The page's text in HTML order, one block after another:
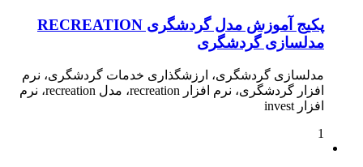
پکیج آموزش مدل گردشگری RECREATION
مدلسازی گردشگری
مدلسازی گردشگری، ارزشگذاری خدمات گردشگری، نرم
افزار گردشگری، نرم افزار recreation، مدل recreation، نرم
افزار invest
1